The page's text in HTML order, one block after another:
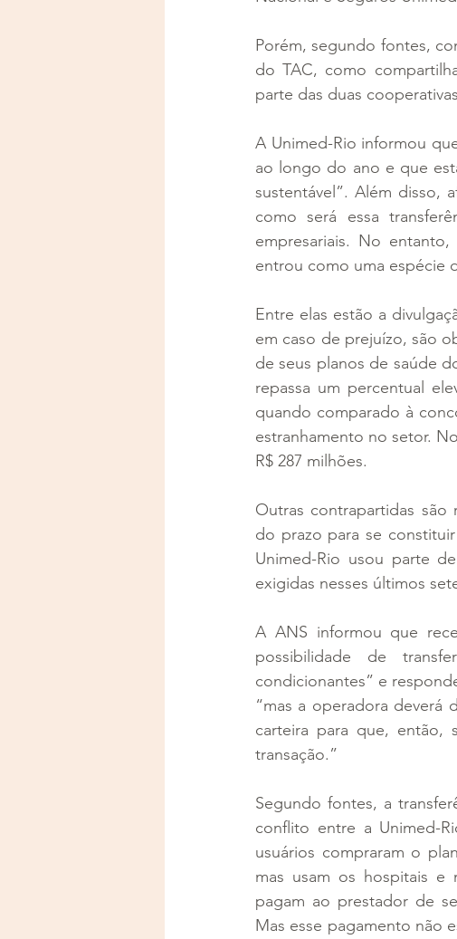
Porém, segundo fontes,
do TAC, como
parte das duas
A Unimed-Rio informou
ao longo do ano e que
sustentável”. Além disso,
como será essa
empresariais. No
entrou como uma espécie
Entre elas estão a
em caso de prejuízo, são
de seus planos de saúde
repassa um percentual
quando comparado à
estranhamento no setor.
R$ 287 milhões.
Outras contrapartidas
do prazo para se
Unimed-Rio usou parte
exigidas nesses últimos
A ANS informou que
possibilidade de
condicionantes” e
“mas a operadora deverá
carteira para que, então,
transação.”
Segundo fontes, a
conflito entre a Unimed-
usuários compraram o
mas usam os hospitais e
pagam ao prestador de
Mas esse pagamento não